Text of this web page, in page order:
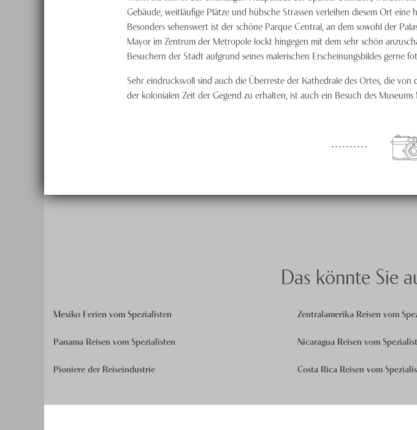
Gebäude, weitläufige Plätze und hübsche Strassen verleihen diesem Ort
Besonders sehenswert ist der schöne Parque Central, an dem sowohl der
Mayor im Zentrum der Metropole lockt hingegen mit dem sehr schön
Besuchern der Stadt aufgrund seines malerischen Erscheinungsbildes gerne
Sehr eindrucksvoll sind auch die Überreste der Kathedrale des Ortes, die
der kolonialen Zeit der Gegend zu erhalten, ist auch ein Besuch des
Das könnte Sie
Mexiko Ferien vom Spezialisten Zentralamerika Reisen vom
Panama Reisen vom Spezialisten Nicaragua Reisen vom
Pioniere der Reiseindustrie Costa Rica Reisen vom